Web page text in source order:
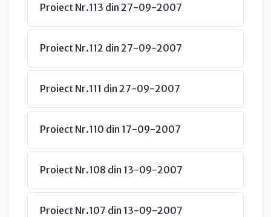
Proiect Nr.113 din 27-09-2007
Proiect Nr.112 din 27-09-2007
Proiect Nr.111 din 27-09-2007
Proiect Nr.110 din 17-09-2007
Proiect Nr.108 din 13-09-2007
Proiect Nr.107 din 13-09-2007